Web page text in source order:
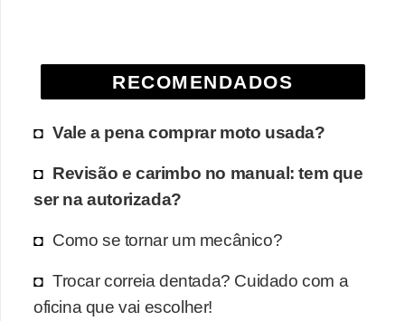
RECOMENDADOS
Vale a pena comprar moto usada?
Revisão e carimbo no manual: tem que
ser na autorizada?
Como se tornar um mecânico?
Trocar correia dentada? Cuidado com a
oficina que vai escolher!